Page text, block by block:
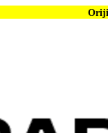
Orijinal Ürün